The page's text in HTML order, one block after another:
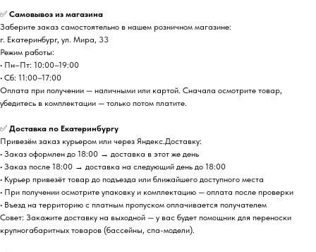
✅ Самовывоз из магазина
Заберите заказ самостоятельно в нашем розничном магазине:
г. Екатеринбург, ул. Мира, 33
Режим работы:
• Пн–Пт: 10:00–19:00
• Сб: 11:00–17:00
Оплата при получении — наличными или картой. Сначала осмотрите товар,
убедитесь в комплектации — только потом платите.
✅ Доставка по Екатеринбургу
Привезём заказ курьером или через Яндекс.Доставку:
• Заказ оформлен до 18:00 → доставка в этот же день
• Заказ после 18:00 → доставка на следующий день до 18:00
• Курьер привезёт товар до подъезда или ближайшего доступного места
• При получении осмотрите упаковку и комплектацию — оплата после проверки
• Въезд на территорию с платным пропуском оплачивается получателем
Совет: Закажите доставку на выходной — у вас будет помощник для переноски
крупногабаритных товаров (бассейны, спа-модели).